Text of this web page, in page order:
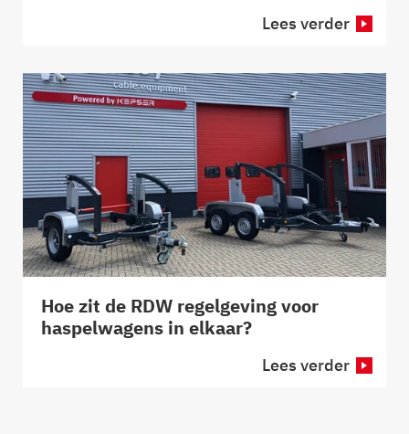
Lees verder
Hoe zit de RDW regelgeving voor
haspelwagens in elkaar?
Lees verder